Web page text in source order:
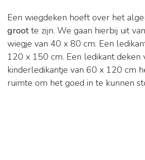
Een wiegdeken hoeft over het
grootte zijn. We gaan hierbij uit
wiegje van 40 x 80 cm. Een
120 x 150 cm. Een ledikant deken
kinderledikantje van 60 x 120 cm
ruimte om het goed in te kunnen